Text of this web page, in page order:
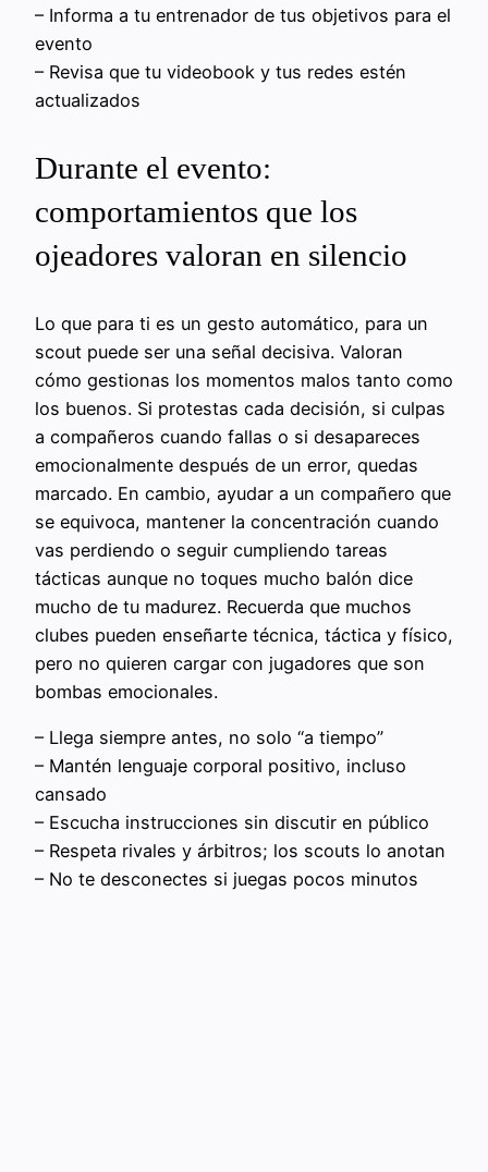
– Informa a tu entrenador de tus objetivos para el
evento
– Revisa que tu videobook y tus redes estén
actualizados
Durante el evento:
comportamientos que los
ojeadores valoran en silencio
Lo que para ti es un gesto automático, para un
scout puede ser una señal decisiva. Valoran
cómo gestionas los momentos malos tanto como
los buenos. Si protestas cada decisión, si culpas
a compañeros cuando fallas o si desapareces
emocionalmente después de un error, quedas
marcado. En cambio, ayudar a un compañero que
se equivoca, mantener la concentración cuando
vas perdiendo o seguir cumpliendo tareas
tácticas aunque no toques mucho balón dice
mucho de tu madurez. Recuerda que muchos
clubes pueden enseñarte técnica, táctica y físico,
pero no quieren cargar con jugadores que son
bombas emocionales.
– Llega siempre antes, no solo “a tiempo”
– Mantén lenguaje corporal positivo, incluso
cansado
– Escucha instrucciones sin discutir en público
– Respeta rivales y árbitros; los scouts lo anotan
– No te desconectes si juegas pocos minutos